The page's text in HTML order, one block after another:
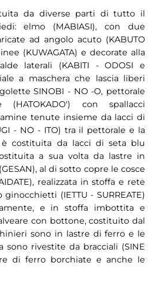
da diverse parti di tutto il
elmo (MABIASI), con due
ad angolo acuto (KABUTO
(KUWAGATA) e decorate alla
laterali (KABITI - ODOSI e
a maschera che lascia liberi
SINOBI - NO -O, pettorale
con spallacci
tenute insieme da lacci di
- NO - ITO) tra il pettorale e la
è costituita da lacci di seta blu
a sua volta da lastre in
al di sotto copre le cosce
realizzata in stoffa e rete
(IETTU - SURREATE)
e in stoffa imbottita e
con bottone, costituito dal
sono in lastre di ferro e le
sono rivestite da bracciali (SINE
di ferro borchiate e anche le